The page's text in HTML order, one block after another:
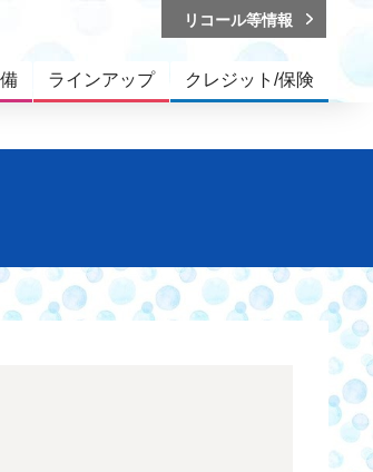
ラインアップ クレジット/保険
リコール等情報